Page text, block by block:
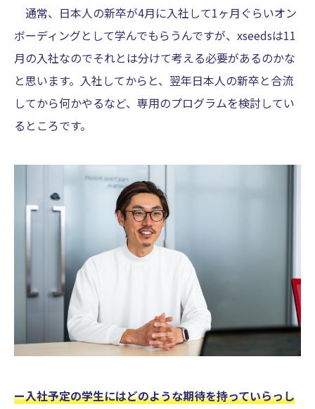
通常、日本人の新卒が4月に入社して1ヶ月ぐらいオン
ボーディングとして学んでもらうんですが、xseedsは11
月の入社なのでそれとは分けて考える必要があるのかな
と思います。入社してからと、翌年日本人の新卒と合流
してから何かやるなど、専用のプログラムを検討してい
るところです。
ー入社予定の学生にはどのような期待を持っていらっし